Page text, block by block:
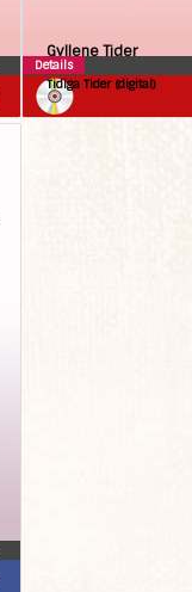
Gyllene Tider
Tidiga Tider (digital)
Details